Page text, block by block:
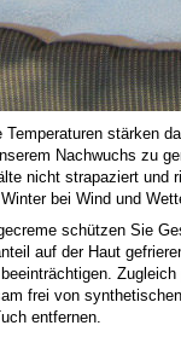
Temperaturen stärken
Nachwuchs zu
nicht strapaziert
bei Wind und
schützen Sie
auf der Haut
frei von
entfernen.